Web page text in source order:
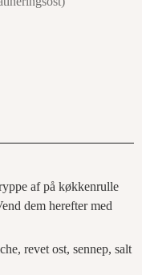
af på køkkenrulle
dem herefter med
revet ost, sennep, salt